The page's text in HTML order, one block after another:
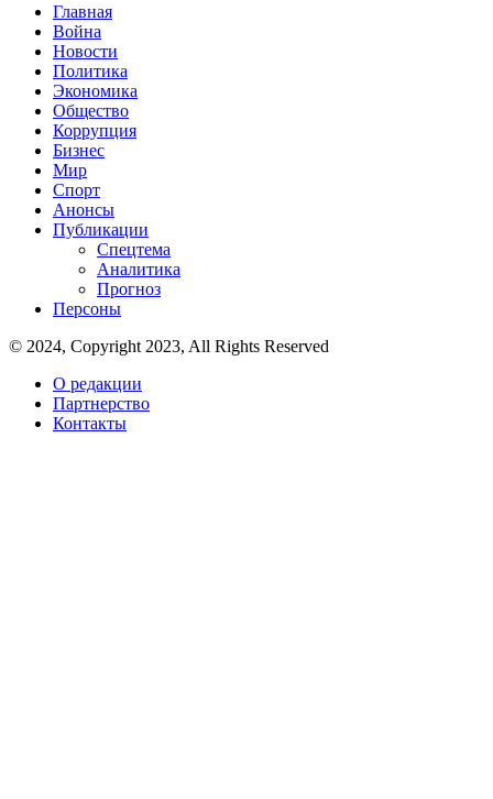
Главная
Война
Новости
Политика
Экономика
Общество
Коррупция
Бизнес
Мир
Спорт
Анонсы
Публикации
Спецтема
Аналитика
Прогноз
Персоны
© 2024, Copyright 2023, All Rights Reserved
О редакции
Партнерство
Контакты